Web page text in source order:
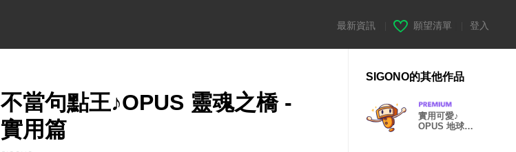
最新資訊 願望清單 登入
不當句點王♪OPUS 靈魂之橋 -
實用篇
SIGONO的其他作品
實用可愛♪
OPUS 地球計